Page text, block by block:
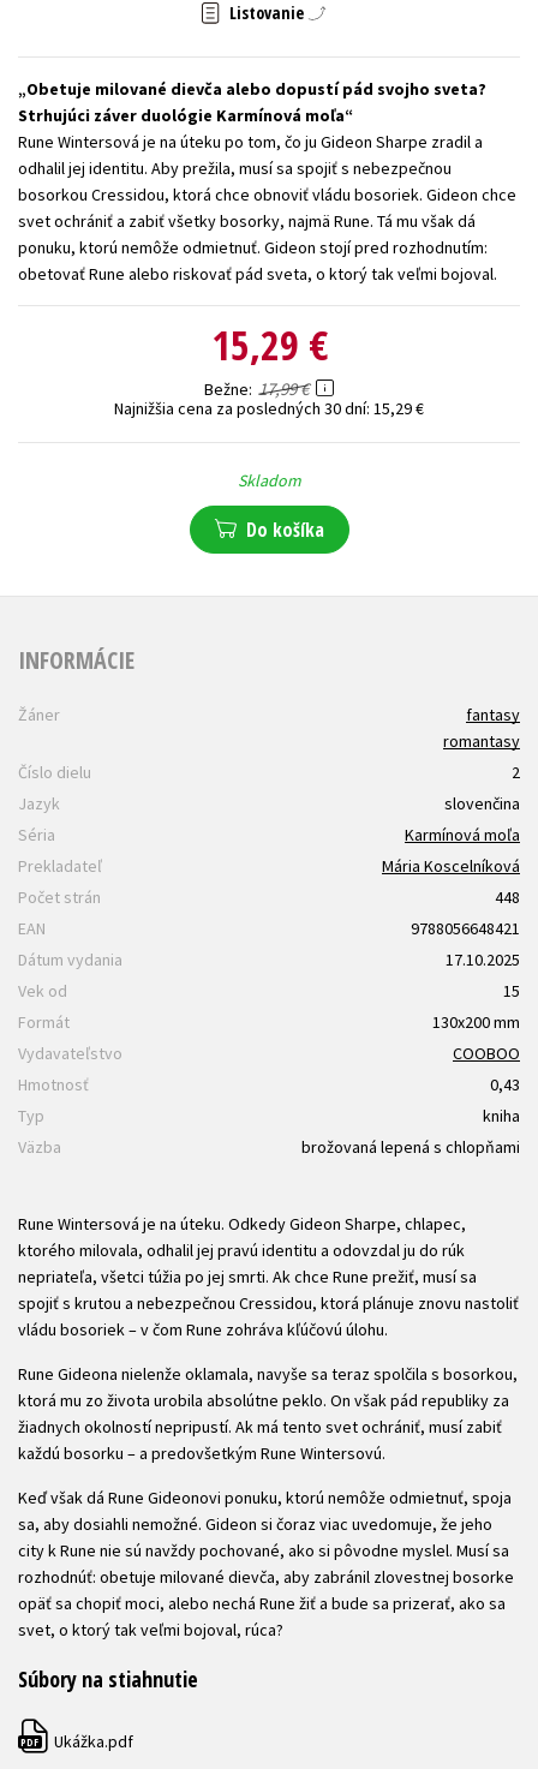
Zdravie a životný štýl
Všetky tituly
Listovanie
Obetuje milované dievča alebo dopustí pád svojho sveta?
Strhujúci záver duológie Karmínová moľa
Rune Wintersová je na úteku po tom, čo ju Gideon Sharpe zradil a
odhalil jej identitu. Aby prežila, musí sa spojiť s nebezpečnou
bosorkou Cressidou, ktorá chce obnoviť vládu bosoriek. Gideon chce
svet ochrániť a zabiť všetky bosorky, najmä Rune. Tá mu však dá
ponuku, ktorú nemôže odmietnuť. Gideon stojí pred rozhodnutím:
obetovať Rune alebo riskovať pád sveta, o ktorý tak veľmi bojoval.
15,29 €
Bežne 17,99 €
Najnižšia cena za posledných 30 dní: 15,29 €
Skladom
Do košíka
INFORMÁCIE
Žáner
fantasy
romantasy
Číslo dielu
2
Jazyk
slovenčina
Séria
Karmínová moľa
Prekladateľ
Mária Koscelníková
Počet strán
448
EAN
9788056648421
Dátum vydania
17.10.2025
Vek od
15
Formát
130x200 mm
Vydavateľstvo
COOBOO
Hmotnosť
0,43
Typ
kniha
Väzba
brožovaná lepená s chlopňami
Rune Wintersová je na úteku. Odkedy Gideon Sharpe, chlapec,
ktorého milovala, odhalil jej pravú identitu a odovzdal ju do rúk
nepriateľa, všetci túžia po jej smrti. Ak chce Rune prežiť, musí sa
spojiť s krutou a nebezpečnou Cressidou, ktorá plánuje znovu nastoliť
vládu bosoriek – v čom Rune zohráva kľúčovú úlohu.
Rune Gideona nielenže oklamala, navyše sa teraz spolčila s bosorkou,
ktorá mu zo života urobila absolútne peklo. On však pád republiky za
žiadnych okolností nepripustí. Ak má tento svet ochrániť, musí zabiť
každú bosorku – a predovšetkým Rune Wintersovú.
Keď však dá Rune Gideonovi ponuku, ktorú nemôže odmietnuť, spoja
sa, aby dosiahli nemožné. Gideon si čoraz viac uvedomuje, že jeho
city k Rune nie sú navždy pochované, ako si pôvodne myslel. Musí sa
rozhodnúť: obetuje milované dievča, aby zabránil zlovestnej bosorke
opäť sa chopiť moci, alebo nechá Rune žiť a bude sa prizerať, ako sa
svet, o ktorý tak veľmi bojoval, rúca?
Súbory na stiahnutie
PDF Ukážka.pdf